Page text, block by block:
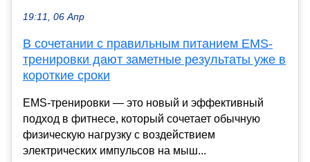
19:11, 06 Апр
В сочетании с правильным питанием EMS-
тренировки дают заметные результаты уже в
короткие сроки
EMS-тренировки — это новый и эффективный
подход в фитнесе, который сочетает обычную
физическую нагрузку с воздействием
электрических импульсов на мыш...